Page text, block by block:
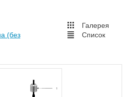
(без
Галерея
Список